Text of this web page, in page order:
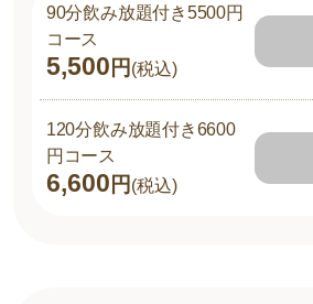
90分飲み放題付き5500円
コース
5,500 円 (税込)
120分飲み放題付き6600
円コース
6,600 円 (税込)